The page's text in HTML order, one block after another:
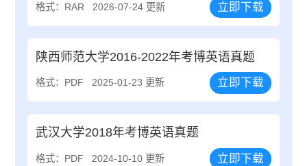
格式：RAR 2026-07-24 更新 立即下载
陕西师范大学2016-2022年考博英语真题
格式：PDF 2025-01-23 更新 立即下载
武汉大学2018年考博英语真题
格式：PDF 2024-10-10 更新 立即下载